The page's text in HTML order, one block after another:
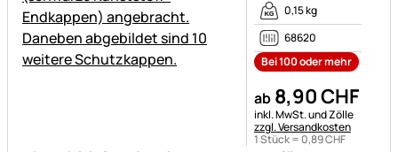
0,15 kg
68620
Bei 100 oder mehr
ab 8,90CHF
Steuerhinweis:
inkl. MwSt. und Zölle
zzgl. Versandkosten
1 Stück = 0,89CHF